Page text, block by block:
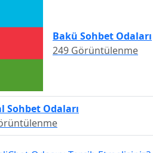
Bakü Sohbet Odaları
249 Görüntülenme
Sohbet Odaları